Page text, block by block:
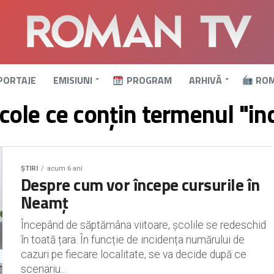
EMISIUNI PROGRAM ARHIVĂ
ce conțin termenul
ȘTIRI acum 6 ani
Despre cum vor începe cursurile în
Neamț
Începând de săptămâna viitoare, școlile se redeschid
în toată țara. În funcție de incidența numărului de
cazuri pe fiecare localitate, se va decide după ce
scenariu...